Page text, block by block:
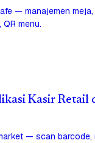
— manajemen
menu.
Kasir Retail
— scan